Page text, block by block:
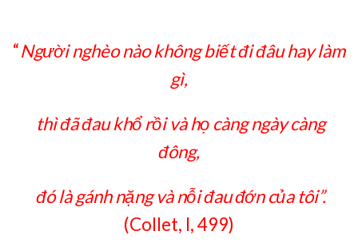
“Người nghèo nào không biết đi đâu hay làm
gì,
thì đã đau khổ rồi và họ càng ngày càng
đông,
đó là gánh nặng và nỗi đau đớn của tôi”.
(Collet, I, 499)